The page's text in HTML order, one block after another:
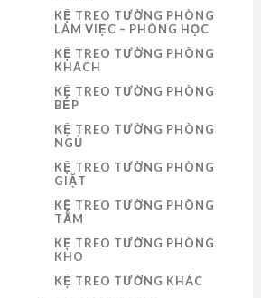
KỆ TREO TƯỜNG PHÒNG
LÀM VIỆC – PHÒNG HỌC
KỆ TREO TƯỜNG PHÒNG
KHÁCH
KỆ TREO TƯỜNG PHÒNG
BẾP
KỆ TREO TƯỜNG PHÒNG
NGỦ
KỆ TREO TƯỜNG PHÒNG
GIẶT
KỆ TREO TƯỜNG PHÒNG
TẮM
KỆ TREO TƯỜNG PHÒNG
KHO
KỆ TREO TƯỜNG KHÁC